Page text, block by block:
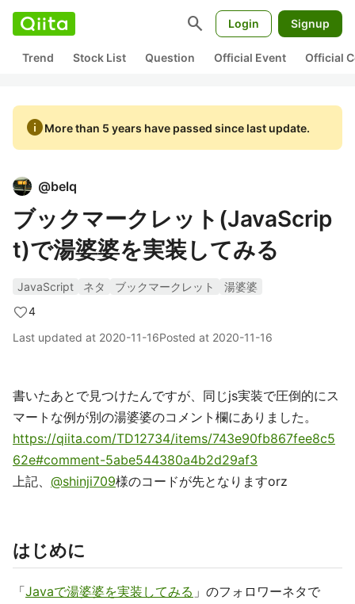
search Login Signup
Trend Stock List Question Official Event Official
infoMore than 5 years have passed since last update.
@belq
ブックマークレット(JavaScrip
t)で湯婆婆を実装してみる
JavaScript ネタ ブックマークレット
湯婆婆
4
Last updated at 2020-11-16Posted at 2020-11-16
書いたあとで見つけたんですが、同じjs実装で圧倒的にス
マートな例が別の湯婆婆のコメント欄にありました。
https://qiita.com/TD12734/items/743e90fb867fee8c5
62e#comment-5abe544380a4b2d29af3
上記、 @shinji709様のコードが先となりますorz
はじめに
「Javaで湯婆婆を実装してみる 」のフォロワーネタで